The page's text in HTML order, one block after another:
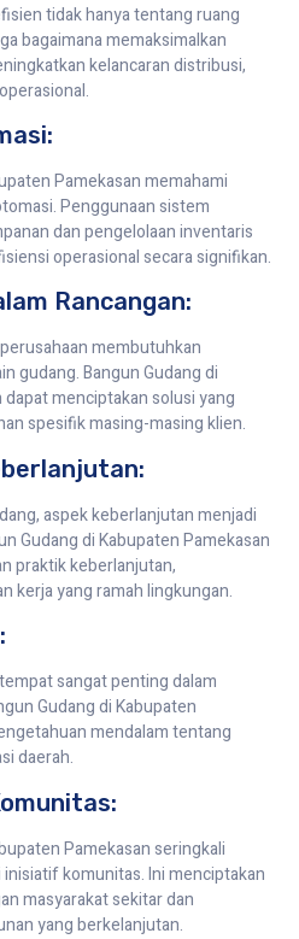
tidak hanya tentang ruang
bagaimana memaksimalkan
kelancaran distribusi,
Pamekasan memahami
Penggunaan sistem
dan pengelolaan inventaris
operasional secara signifikan.
Rancangan:
membutuhkan
gudang. Bangun Gudang di
menciptakan solusi yang
spesifik masing-masing klien.
aspek keberlanjutan menjadi
Gudang di Kabupaten Pamekasan
praktik keberlanjutan,
kerja yang ramah lingkungan.
sangat penting dalam
Gudang di Kabupaten
mendalam tentang
daerah.
Pamekasan seringkali
komunitas. Ini menciptakan
masyarakat sekitar dan
yang berkelanjutan.